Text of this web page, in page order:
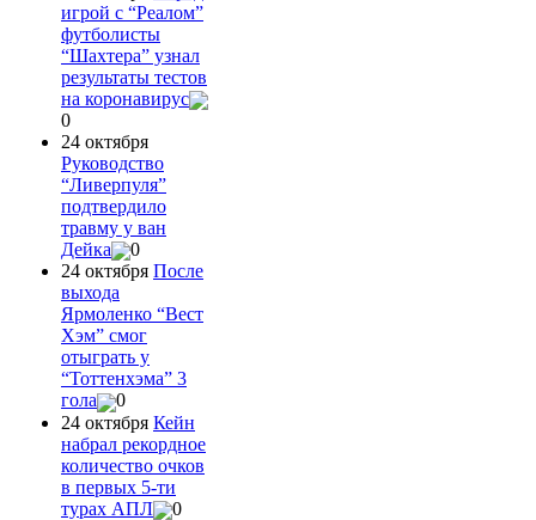
игрой с “Реалом”
футболисты
“Шахтера” узнал
результаты тестов
на коронавирус
0
24 октября
Руководство
“Ливерпуля”
подтвердило
травму у ван
Дейка
0
24 октября После
выхода
Ярмоленко “Вест
Хэм” смог
отыграть у
“Тоттенхэма” 3
гола
0
24 октября Кейн
набрал рекордное
количество очков
в первых 5-ти
турах АПЛ
0